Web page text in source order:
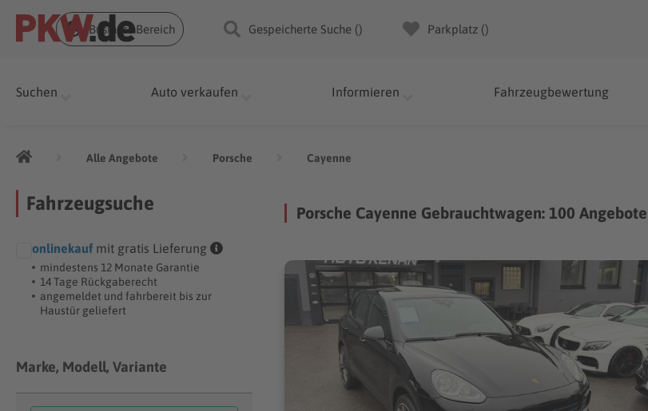
Business Bereich Gespeicherte Suche () Parkplatz ()
Suchen Auto verkaufen Informieren Fahrzeugbewertung
Alle Angebote Porsche Cayenne
Fahrzeugsuche
onlinekauf mit gratis Lieferung
mindestens 12 Monate Garantie
14 Tage Rückgaberecht
angemeldet und fahrbereit bis zur
Haustür geliefert
Marke, Modell, Variante
Porsche Cayenne Gebrauchtwagen: 100 Angebote